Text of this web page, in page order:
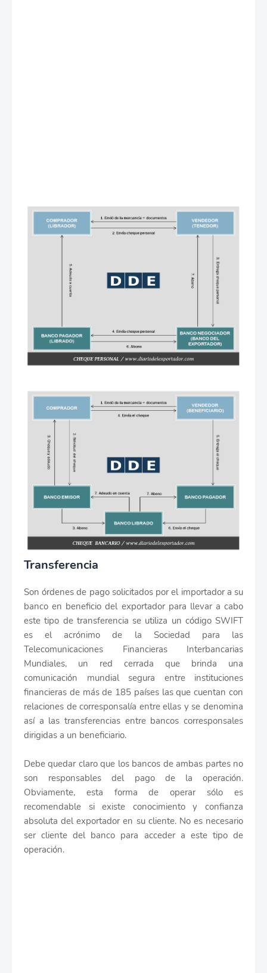
Transferencia
Son órdenes de pago solicitados por el importador a su
banco en beneficio del exportador para llevar a cabo
este tipo de transferencia se utiliza un código SWIFT
es el acrónimo de la Sociedad para las
Telecomunicaciones Financieras Interbancarias
Mundiales, un red cerrada que brinda una
comunicación mundial segura entre instituciones
financieras de más de 185 países las que cuentan con
relaciones de corresponsalía entre ellas y se denomina
así a las transferencias entre bancos corresponsales
dirigidas a un beneficiario.
Debe quedar claro que los bancos de ambas partes no
son responsables del pago de la operación.
Obviamente, esta forma de operar sólo es
recomendable si existe conocimiento y confianza
absoluta del exportador en su cliente. No es necesario
ser cliente del banco para acceder a este tipo de
operación.